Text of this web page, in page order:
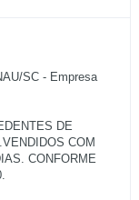
SC - Empresa
DE
COM
CONFORME